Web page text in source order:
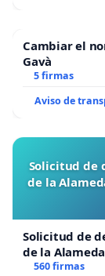
Cambiar el
Gavà
5 firmas
Aviso de
Solicitud de
de la
Solicitud de
de la
“Mazinger”
560 firmas